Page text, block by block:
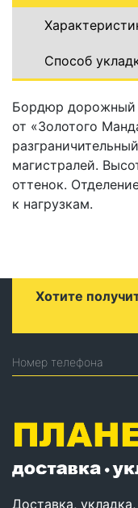
Способ
Бордюр дорожный
от «Золотого
магистралей.
оттенок.
к нагрузкам.
Хотите
Номер телефона
Доставка,